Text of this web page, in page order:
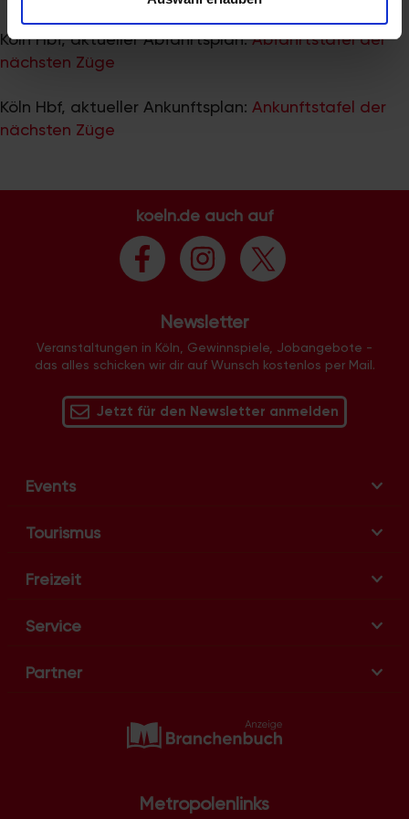
analysieren. Außerdem geben wir Informationen zu Ihrer
Verwendung unserer Website an unsere Partner für
soziale Medien, Werbung und Analysen weiter. Unsere
weiteren Daten zusammen, die Sie ihnen bereitgestellt
haben oder die sie im Rahmen Ihrer Nutzung der Dienste
Köln Hbf, aktueller Abfahrtsplan:Abfahrtstafel der
nächsten Züge
Köln Hbf, aktueller Ankunftsplan: Ankunftstafel der
nächsten Züge
koeln.de auch auf
Newsletter
Veranstaltungen in Köln, Gewinnspiele, Jobangebote -
das alles schicken wir dir auf Wunsch kostenlos per Mail.
Jetzt für den Newsletter anmelden
Events
Tourismus
Freizeit
Service
Partner
Metropolenlinks